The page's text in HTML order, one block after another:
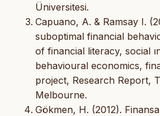
Üniversitesi.
Capuano, A. & Ramsay I.
suboptimal financial
of financial literacy, social
behavioural economics,
project, Research Report,
Melbourne.
Gökmen, H. (2012).